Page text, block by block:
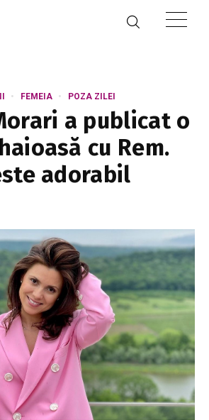
FEMEIA POZA ZILEI
a publicat o
cu Rem.
adorabil